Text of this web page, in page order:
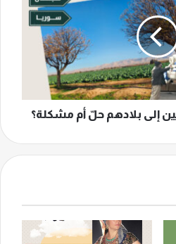
إلى بلادهم حلّ أم مشكلة؟